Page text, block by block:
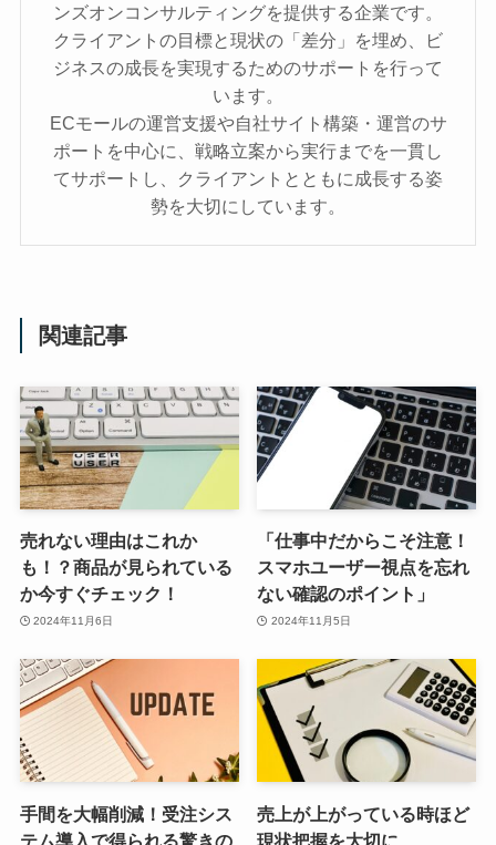
ンズオンコンサルティングを提供する企業です。
クライアントの目標と現状の「差分」を埋め、ビ
ジネスの成長を実現するためのサポートを行って
います。
ECモールの運営支援や自社サイト構築・運営のサ
ポートを中心に、戦略立案から実行までを一貫し
てサポートし、クライアントとともに成長する姿
勢を大切にしています。
関連記事
売れない理由はこれか
も！？商品が見られている
か今すぐチェック！
2024年11月6日
「仕事中だからこそ注意！
スマホユーザー視点を忘れ
ない確認のポイント」
2024年11月5日
手間を大幅削減！受注シス
テム導入で得られる驚きの
売上が上がっている時ほど
現状把握を大切に